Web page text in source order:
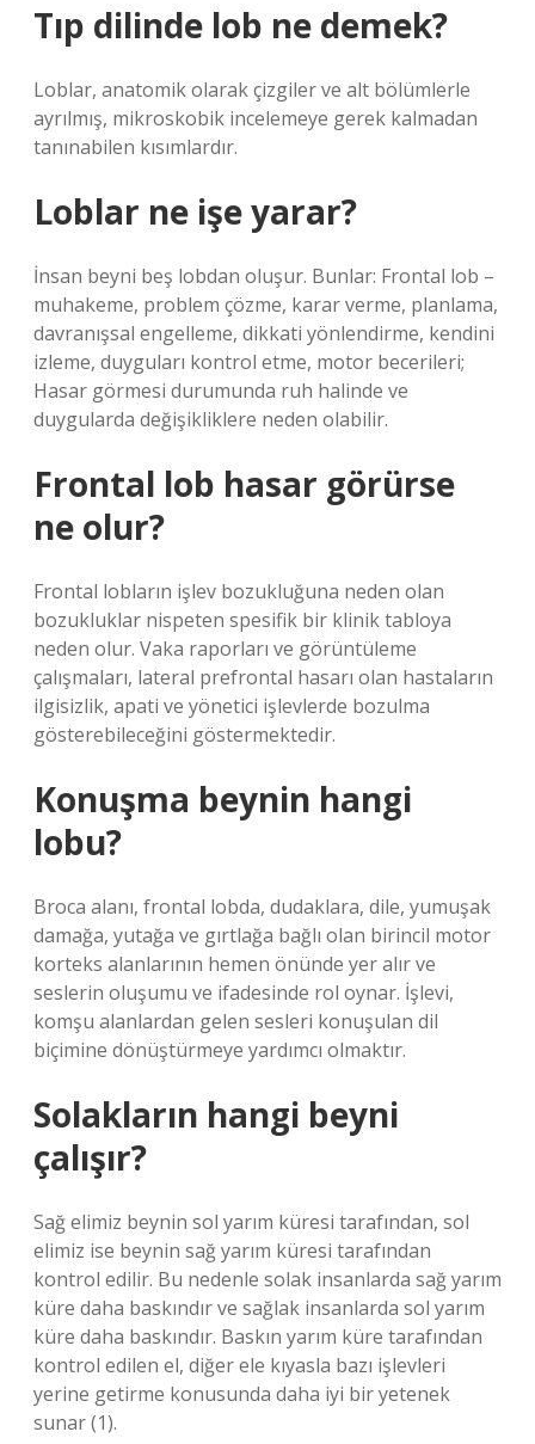
Tıp dilinde lob ne demek?
Loblar, anatomik olarak çizgiler ve alt bölümlerle
ayrılmış, mikroskobik incelemeye gerek kalmadan
tanınabilen kısımlardır.
Loblar ne işe yarar?
İnsan beyni beş lobdan oluşur. Bunlar: Frontal lob –
muhakeme, problem çözme, karar verme, planlama,
davranışsal engelleme, dikkati yönlendirme, kendini
izleme, duyguları kontrol etme, motor becerileri;
Hasar görmesi durumunda ruh halinde ve
duygularda değişikliklere neden olabilir.
Frontal lob hasar görürse
ne olur?
Frontal lobların işlev bozukluğuna neden olan
bozukluklar nispeten spesifik bir klinik tabloya
neden olur. Vaka raporları ve görüntüleme
çalışmaları, lateral prefrontal hasarı olan hastaların
ilgisizlik, apati ve yönetici işlevlerde bozulma
gösterebileceğini göstermektedir.
Konuşma beynin hangi
lobu?
Broca alanı, frontal lobda, dudaklara, dile, yumuşak
damağa, yutağa ve gırtlağa bağlı olan birincil motor
korteks alanlarının hemen önünde yer alır ve
seslerin oluşumu ve ifadesinde rol oynar. İşlevi,
komşu alanlardan gelen sesleri konuşulan dil
biçimine dönüştürmeye yardımcı olmaktır.
Solakların hangi beyni
çalışır?
Sağ elimiz beynin sol yarım küresi tarafından, sol
elimiz ise beynin sağ yarım küresi tarafından
kontrol edilir. Bu nedenle solak insanlarda sağ yarım
küre daha baskındır ve sağlak insanlarda sol yarım
küre daha baskındır. Baskın yarım küre tarafından
kontrol edilen el, diğer ele kıyasla bazı işlevleri
yerine getirme konusunda daha iyi bir yetenek
sunar (1).